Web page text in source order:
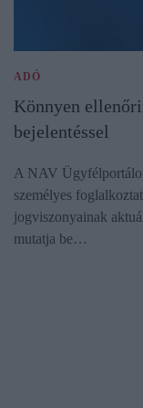
ADÓ
Könnyen
bejelentéssel
A NAV
személyes
jogviszonyainak
mutatja be…